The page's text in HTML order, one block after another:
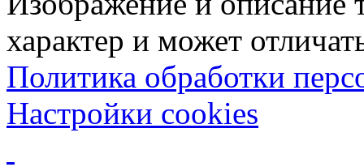
характер и может
Политика обработки
Настройки cookies